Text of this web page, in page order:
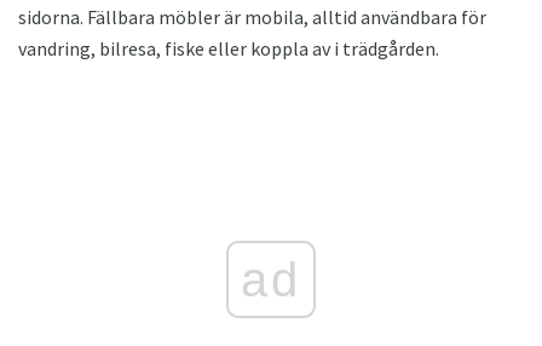
sidorna. Fällbara möbler är mobila, alltid användbara för
vandring, bilresa, fiske eller koppla av i trädgården.
ad